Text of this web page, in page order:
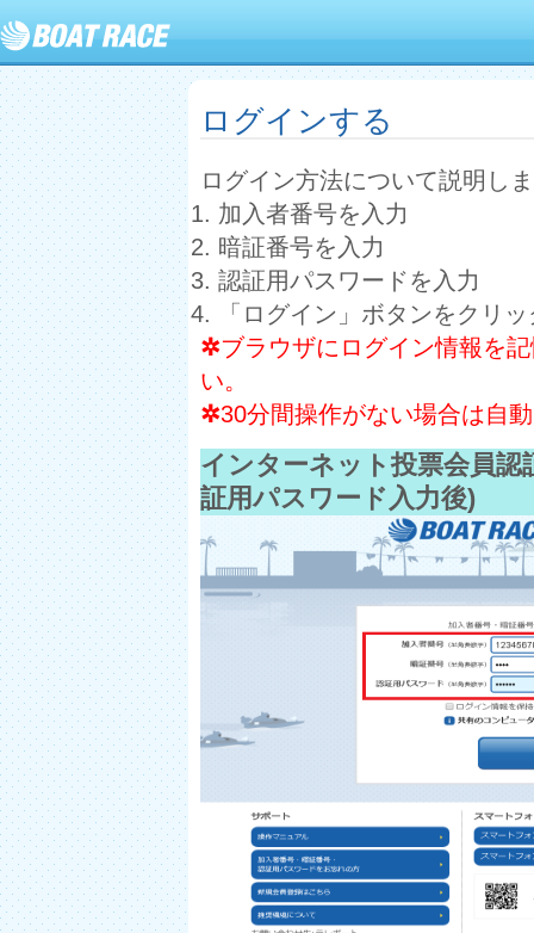
ログインする
ログイン方法について説明し
加入者番号を入力
暗証番号を入力
認証用パスワードを入力
「ログイン」ボタンをクリッ
✲ブラウザにログイン情報を
い。
✲30分間操作がない場合は自
インターネット投票会員認
証用パスワード入力後)